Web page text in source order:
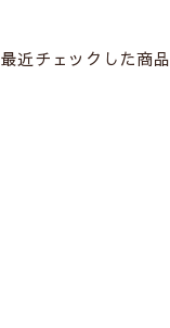
最近チェックした商品